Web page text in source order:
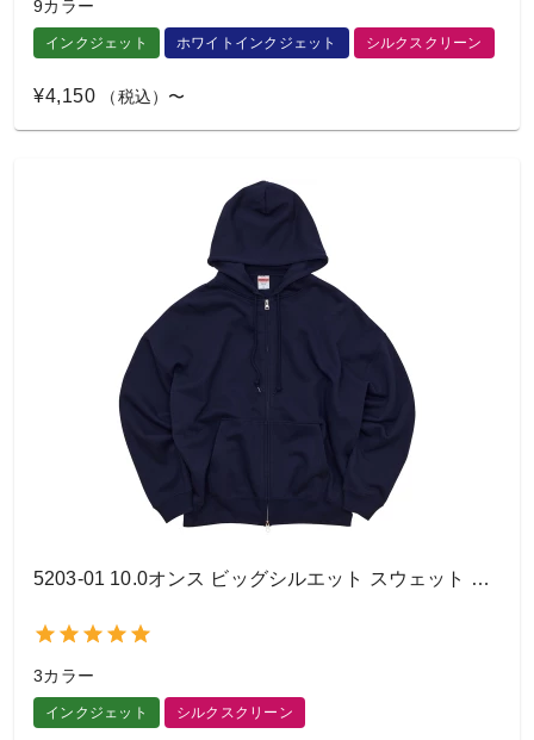
9カラー
インクジェット ホワイトインクジェット シルクスクリーン
¥4,150 （税込）〜
5203-01 10.0オンス ビッグシルエット スウェット フルジップ パーカ（裏パイル）
3カラー
インクジェット シルクスクリーン